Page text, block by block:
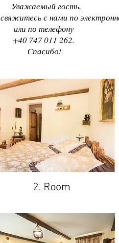
Уважаемый гость,
свяжитесь с нами по
или по телефону
+40 747 011 262.
Спасибо!
2. Room